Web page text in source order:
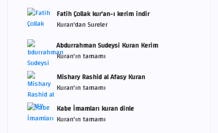
Fatih Çollak kur'an-ı kerim indir
Kuran'dan Sureler
Abdurrahman Sudeysi Kuran Kerim
Kuran'ın tamamı
Mishary Rashid al Afasy Kuran
Kuran'ın tamamı
Kabe İmamları kuran dinle
Kuran'ın tamamı